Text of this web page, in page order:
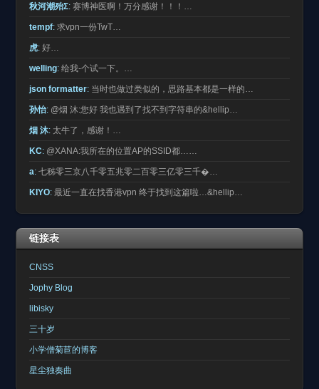
秋河潮殆Σ: 赛博神医啊！万分感谢！！！…
tempf: 求vpn一份TwT…
虎: 好…
welling: 给我-个试一下。…
json formatter: 当时也做过类似的，思路基本都是一样的…
孙怡: @烟 沐:您好 我也遇到了找不到字符串的&hellip…
烟 沐: 太牛了，感谢！…
KC: @XANA:我所在的位置AP的SSID都……
a: 七秭零三京八千零五兆零二百零三亿零三千�…
KIYO: 最近一直在找香港vpn 终于找到这篇啦…&hellip…
链接表
CNSS
Jophy Blog
libisky
三十岁
小学僧菊苣的博客
星尘独奏曲